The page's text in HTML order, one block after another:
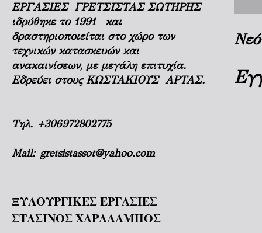
ΕΡΓΑΣΙΕΣ ΓΡΕΤΣΙΣΤΑΣ ΣΩΤΗΡΗΣ
ιδρύθηκε το 1991 και
δραστηριοποιείται στο χώρο των
τεχνικών κατασκευών και
ανακαινίσεων, με μεγάλη επιτυχία.
Εδρεύει στους ΚΩΣΤΑΚΙΟΥΣ ΑΡΤΑΣ.
Τηλ. +306972802775
Mail: gretsistassot@yahoo.com
ΞΥΛΟΥΡΓΙΚΕΣ ΕΡΓΑΣΙΕΣ
ΣΤΑΣΙΝΟΣ ΧΑΡΑΛΑΜΠΟΣ